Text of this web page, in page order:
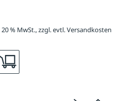
% MwSt., zzgl. evtl. Versandkosten